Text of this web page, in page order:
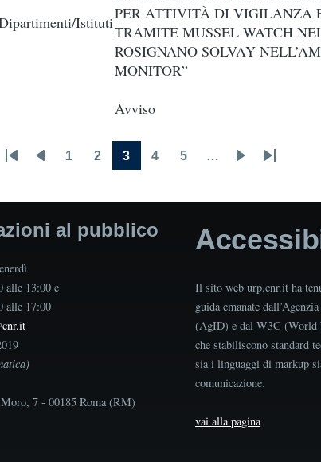
IstitutiPER ATTIVITÀ DI VIGILANZA
TRAMITE MUSSEL WATCH
ROSIGNANO SOLVAY
MONITOR”
Avviso
1 2 3 4 5 …
Last
al pubblico
alle 13:00 e
alle 17:00
7 - 00185 Roma (RM)
Il sito web urp.cnr.it ha
guida emanate
(AgID) e dal W3C (World
che stabiliscono standard
sia i linguaggi di markup
comunicazione.
vai alla pagina